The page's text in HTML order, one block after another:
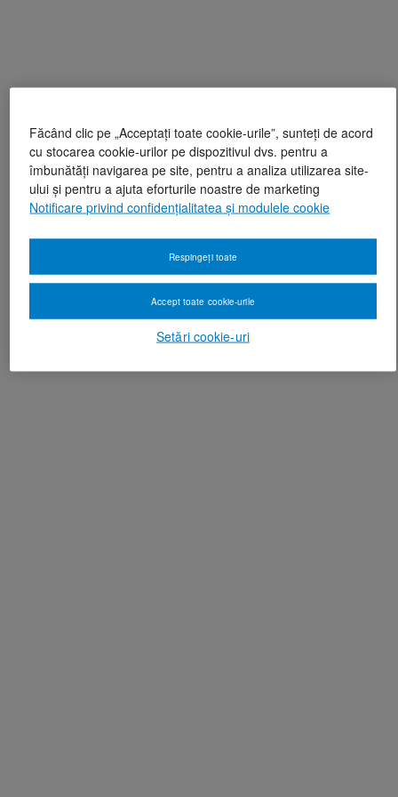
Făcând clic pe „Acceptați toate cookie-urile”, sunteți de acord
cu stocarea cookie-urilor pe dispozitivul dvs. pentru a
îmbunătăți navigarea pe site, pentru a analiza utilizarea site-
ului și pentru a ajuta eforturile noastre de marketing
Notificare privind confidențialitatea și modulele cookie
Setări cookie-uri
Respingeți toate
Accept toate cookie-urile